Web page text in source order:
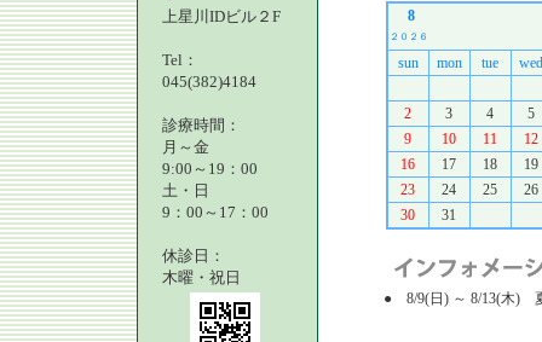
上星川IDビル２F
Tel：
045(382)4184
診療時間：
月～金
9:00～19：00
土・日
9：00～17：00
休診日：
木曜・祝日
8
２０２６
sun mon tue wed
2 3 4
5
9
10 11
12
16
17 18
19
23
24 25
26
30
31
● 8/9(日) ～ 8/13(木)